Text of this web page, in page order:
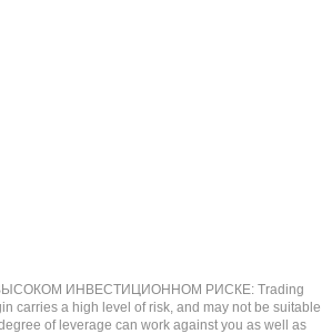
ИНВЕСТИЦИОННОМ РИСКЕ: Trading
carries a high level of risk, and may not be suitable
of leverage can work against you as well as